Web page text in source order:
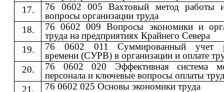
76 0602 005 Вахтовый метод работы
вопросы организации труда
76 0602 009 Вопросы экономики и
труда на предприятиях Крайнего Севера
76 0602 011 Суммированный учет
времени (СУРВ) в организации и оплате
76 0602 020 Эффективная система
персонала и ключевые вопросы оплаты
76 0602 025 Основы экономики труда